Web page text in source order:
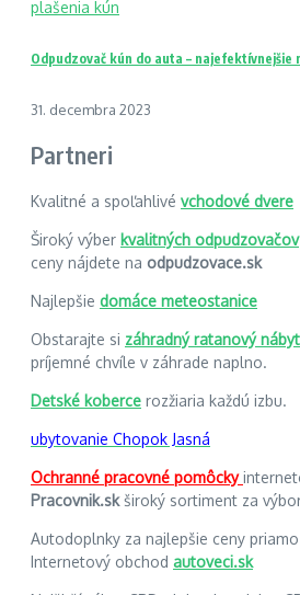
Odpudzovač kún do auta – najefektívnejšie
31. decembra 2023
Partneri
Kvalitné a spoľahlivé vchodové dvere
Široký výber kvalitných odpudzovačov
ceny nájdete na odpudzovace.sk
Najlepšie domáce meteostanice
Obstarajte si záhradný ratanový
príjemné chvíle v záhrade naplno.
Detské koberce rozžiaria každú izbu.
ubytovanie Chopok Jasná
Ochranné pracovné pomôcky
Pracovnik.skširoký sortiment za
Autodoplnky za najlepšie ceny
Internetový obchod autoveci.sk